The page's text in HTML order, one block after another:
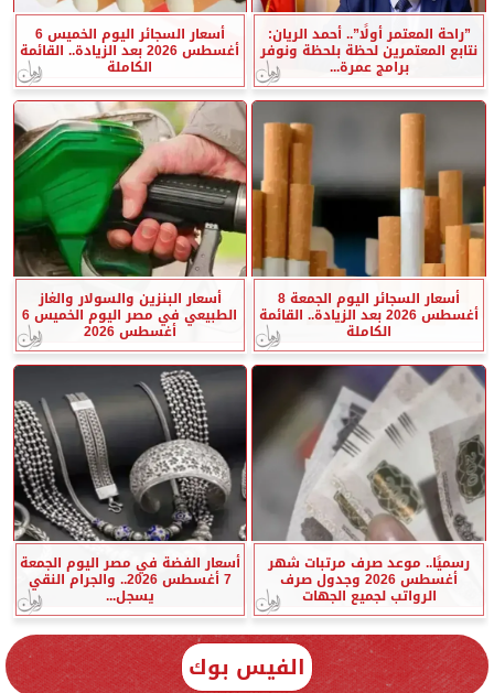
”راحة المعتمر أولًا”.. أحمد الريان:
نتابع المعتمرين لحظة بلحظة ونوفر
برامج عمرة...
أسعار السجائر اليوم الخميس 6
أغسطس 2026 بعد الزيادة.. القائمة
الكاملة
أسعار السجائر اليوم الجمعة 8
أغسطس 2026 بعد الزيادة.. القائمة
الكاملة
أسعار البنزين والسولار والغاز
الطبيعي في مصر اليوم الخميس 6
أغسطس 2026
رسميًا.. موعد صرف مرتبات شهر
أغسطس 2026 وجدول صرف
الرواتب لجميع الجهات
أسعار الفضة في مصر اليوم الجمعة
7 أغسطس 2026.. والجرام النقي
يسجل...
الفيس بوك